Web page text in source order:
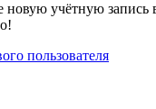
новую учётную запись
пользователя